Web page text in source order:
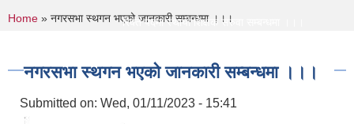
रिक्त पदमा स्थायी शिक्षक सरुवा सम्बन्धमा ।।।
You are here
Home » नगरसभा स्थगन भएको जानकारी सम्बन्धमा ।।।
नगरसभा स्थगन भएको जानकारी सम्बन्धमा ।।।
Submitted on: Wed, 01/11/2023 - 15:41